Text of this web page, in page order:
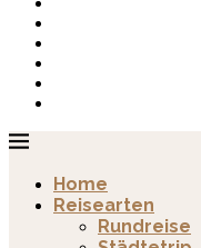
Home
Reisearten
Rundreise